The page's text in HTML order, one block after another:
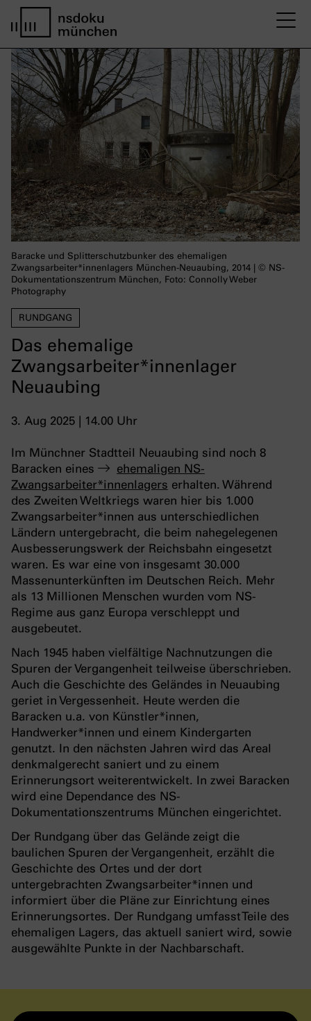
RUNDGANG
Das ehemalige
Zwangsarbeiter*innenlager
Neuaubing
3. Aug 2025 | 14.00 Uhr
Baracke und Splitterschutzbunker des ehemaligen
Zwangsarbeiter*innenlagers München-Neuaubing, 2014 | © NS-
Dokumentationszentrum München, Foto: Connolly Weber
Photography
Im Münchner Stadtteil Neuaubing sind noch 8
Baracken eines
ehemaligen NS-
Zwangsarbeiter*innenlagers erhalten. Während
des Zweiten Weltkriegs waren hier bis 1.000
Zwangsarbeiter*innen aus unterschiedlichen
Ländern untergebracht, die beim nahegelegenen
Ausbesserungswerk der Reichsbahn eingesetzt
waren. Es war eine von insgesamt 30.000
Massenunterkünften im Deutschen Reich. Mehr
als 13 Millionen Menschen wurden vom NS-
Regime aus ganz Europa verschleppt und
ausgebeutet.
Nach 1945 haben vielfältige Nachnutzungen die
Spuren der Vergangenheit teilweise überschrieben.
Auch die Geschichte des Geländes in Neuaubing
geriet in Vergessenheit. Heute werden die
Baracken u.a. von Künstler*innen,
Handwerker*innen und einem Kindergarten
genutzt. In den nächsten Jahren wird das Areal
denkmalgerecht saniert und zu einem
Erinnerungsort weiterentwickelt. In zwei Baracken
wird eine Dependance des NS-
Dokumentationszentrums München eingerichtet.
Der Rundgang über das Gelände zeigt die
baulichen Spuren der Vergangenheit, erzählt die
Geschichte des Ortes und der dort
untergebrachten Zwangsarbeiter*innen und
informiert über die Pläne zur Einrichtung eines
Erinnerungsortes. Der Rundgang umfasst Teile des
ehemaligen Lagers, das aktuell saniert wird, sowie
ausgewählte Punkte in der Nachbarschaft.